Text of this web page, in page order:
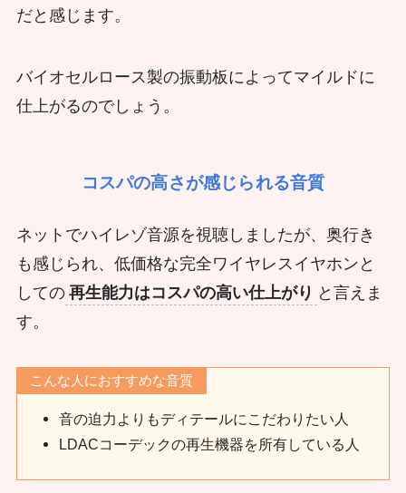
だと感じます。
バイオセルロース製の振動板によってマイルドに
仕上がるのでしょう。
コスパの高さが感じられる音質
ネットでハイレゾ音源を視聴しましたが、奥行き
も感じられ、低価格な完全ワイヤレスイヤホンと
しての 再生能力はコスパの高い仕上がり と言えま
す。
こんな人におすすめな音質
音の迫力よりもディテールにこだわりたい人
LDACコーデックの再生機器を所有している人